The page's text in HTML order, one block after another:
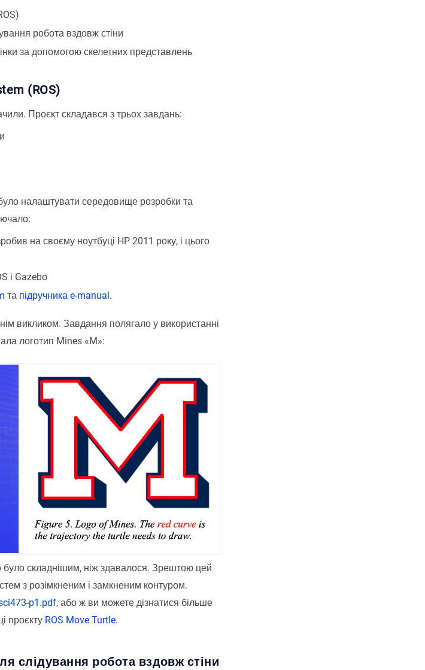
робота вздовж стіни
за допомогою скелетних представлень
(ROS)
Проєкт складався з трьох завдань:
налаштувати середовище розробки та
на своєму ноутбуці HP 2011 року, і цього
і Gazebo
та підручника e-manual .
викликом. Завдання полягало у використанні
логотип Mines «M»:
складнішим, ніж здавалося. Зрештою цей
з розімкненим і замкненим контуром.
p1.pdf, або ж ви можете дізнатися більше
проєкту ROS Move Turtle.
слідування робота вздовж стіни